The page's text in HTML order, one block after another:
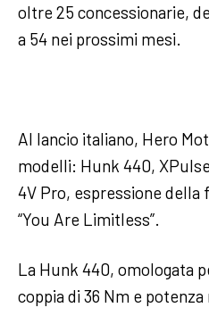
oltre 25 concessionarie,
a 54 nei prossimi mesi.
Al lancio italiano, Hero
modelli: Hunk 440,
4V Pro, espressione
“You Are Limitless”.
La Hunk 440, omologata
coppia di 36 Nm e potenza